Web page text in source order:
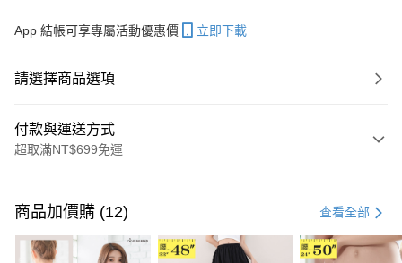
App 結帳可享專屬活動優惠價 立即下載
請選擇商品選項
付款與運送方式
超取滿NT$699免運
信用卡一次付款
超商取貨付款
商品加價購 (12) 查看全部